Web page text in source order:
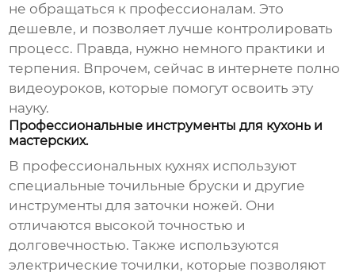
не обращаться к профессионалам. Это
дешевле, и позволяет лучше контролировать
процесс. Правда, нужно немного практики и
терпения. Впрочем, сейчас в интернете полно
видеоуроков, которые помогут освоить эту
науку.
Профессиональные инструменты для кухонь и
мастерских.
В профессиональных кухнях используют
специальныеточильные бруски и другие
инструменты для заточки ножей. Они
отличаются высокой точностью и
долговечностью. Также используются
электрические точилки, которые позволяют